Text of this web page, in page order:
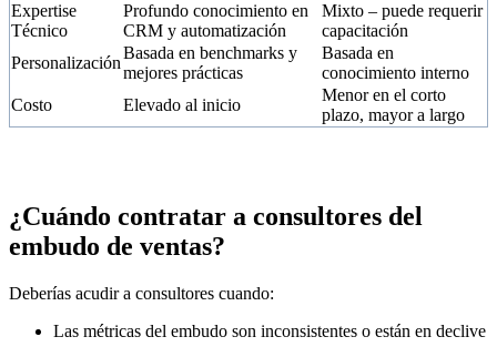
Expertise
Técnico
Profundo conocimiento en
CRM y automatización
Mixto – puede requerir
capacitación
Personalización
Basada en benchmarks y
mejores prácticas
Basada en
conocimiento interno
Costo
Elevado al inicio
Menor en el corto
plazo, mayor a largo
¿Cuándo contratar a consultores del
embudo de ventas?
Deberías acudir a consultores cuando:
Las métricas del embudo son inconsistentes o están en declive